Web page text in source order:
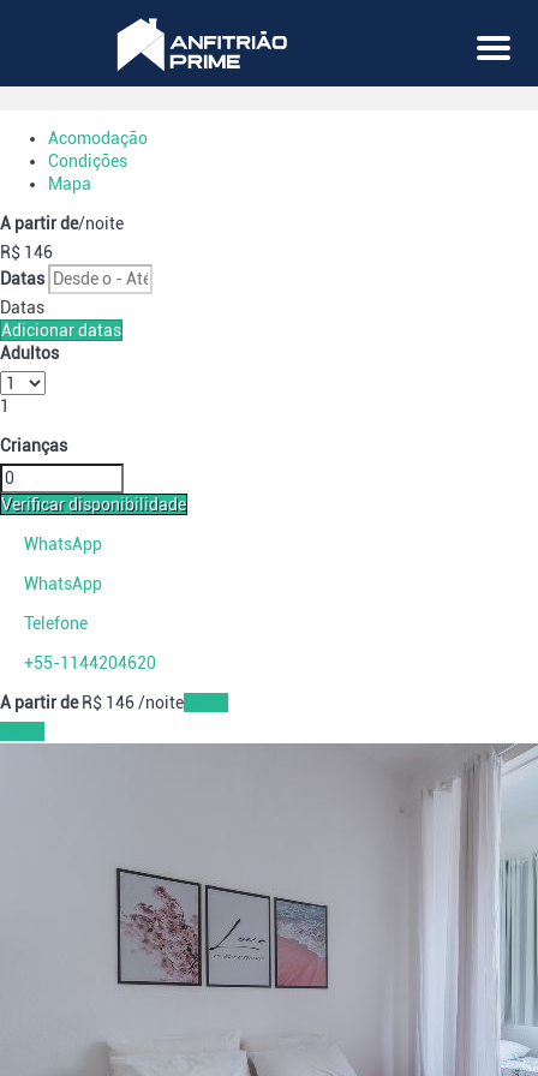
Menu
Acomodação
Condições
Mapa
A partir de/noite
R$ 146
Datas
Datas
Adicionar datas
Adultos
1
Crianças
Verificar disponibilidade
WhatsApp
WhatsApp
Telefone
+55-1144204620
A partir deR$ 146/noite